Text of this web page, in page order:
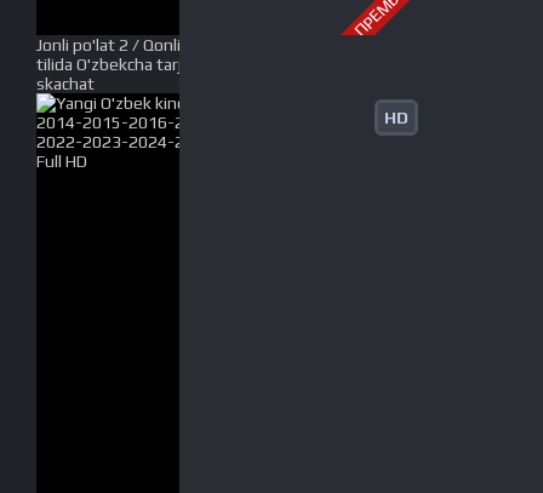
Jonli po'lat 2 / Qonli po'lat 2 / Tirik po'lat 2 Uzbek
tilida O'zbekcha tarjima kino 2021 Full HD tas-ix
skachat
HD